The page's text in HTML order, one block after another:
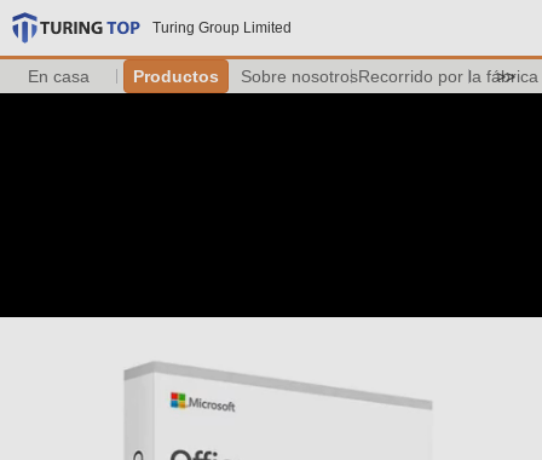
Turing Group Limited
En casa Productos Sobre nosotrosRecorrido por la fábrica
>>